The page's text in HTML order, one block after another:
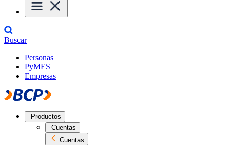
Buscar
Personas
PyMES
Empresas
Productos
Cuentas
Cuentas